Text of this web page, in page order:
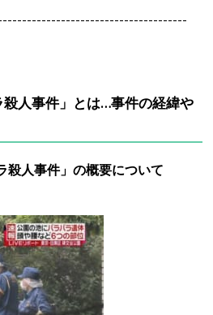
殺人事件」とは…事件の経緯や
殺人事件」の概要について